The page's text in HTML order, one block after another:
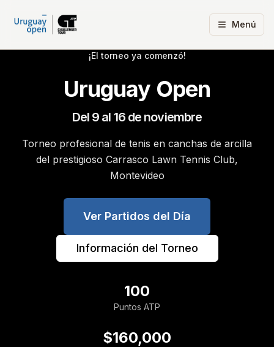
Menú
¡El torneo ya comenzó!
Uruguay Open
Del 9 al 16 de noviembre
Torneo profesional de tenis en canchas de arcilla
del prestigioso Carrasco Lawn Tennis Club,
Montevideo
Ver Partidos del Día
Información del Torneo
100
Puntos ATP
$160,000